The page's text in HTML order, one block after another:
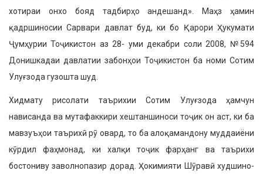
хотираи онхо бояд тадбирҳо андешанд». Маҳз ҳамин
қадршиносии Сарвари давлат буд, ки бо Қарори Ҳукумати
Ҷумҳурии Тоҷикистон аз 28- уми декабри соли 2008, №594
Дониш­кадаи давлатии забонҳои Тоҷикистон ба номи Сотим
Улуғзода гузошта шуд.
Хидмату рисолати таърихии Сотим Улуғзода ҳамчун
нависанда ва мута­факкири хештаншиноси тоҷик он аст, ки ба
мавзуъҳои таърихӣ рӯ овард, то ба алоқамандону муддаиёни
кӯрдил фаҳмонад, ки халқи тоҷик фарҳанг ва таърихи
бостониву заволнопазир дорад. Ҳокимияти Шӯравӣ худшино­